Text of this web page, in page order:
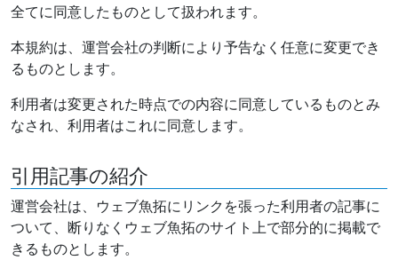
全てに同意したものとして扱われます。
本規約は、運営会社の判断により予告なく任意に変更でき
るものとします。
利用者は変更された時点での内容に同意しているものとみ
なされ、利用者はこれに同意します。
引用記事の紹介
運営会社は、ウェブ魚拓にリンクを張った利用者の記事に
ついて、断りなくウェブ魚拓のサイト上で部分的に掲載で
きるものとします。